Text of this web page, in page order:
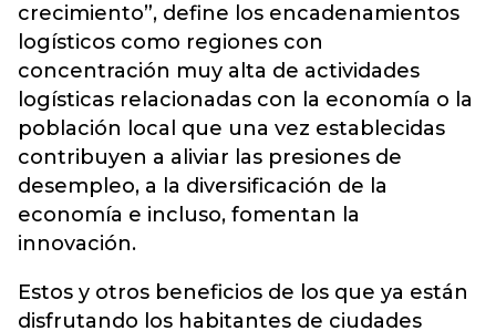
crecimiento”, define los encadenamientos
logísticos como regiones con
concentración muy alta de actividades
logísticas relacionadas con la economía o la
población local que una vez establecidas
contribuyen a aliviar las presiones de
desempleo, a la diversificación de la
economía e incluso, fomentan la
innovación.
Estos y otros beneficios de los que ya están
disfrutando los habitantes de ciudades